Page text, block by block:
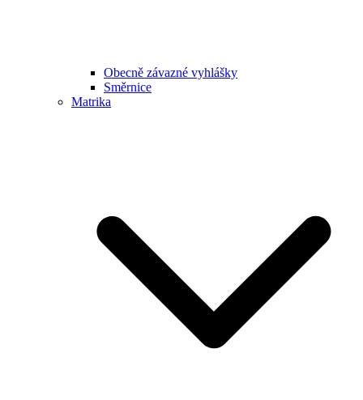
Obecně závazné vyhlášky
Směrnice
Matrika